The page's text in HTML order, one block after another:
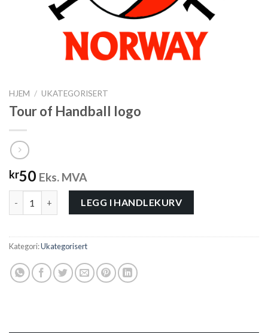
HJEM / UKATEGORISERT
Tour of Handball logo
kr50 Eks. MVA
Tour of Handball logo antallLEGG I HANDLEKURV
Kategori:Ukategorisert